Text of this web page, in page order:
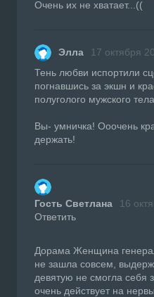
Очень их не хватает...((
Элла 17 октября
Тень любви испортили
погнавшись за экшн и
полуголого мужского
Вы- умничка! Ооочень
держать!
Гость Светлана
16
Ответить
Дорама Женщина
не зашла совсем,
девятую не смогла себя
очень действует на